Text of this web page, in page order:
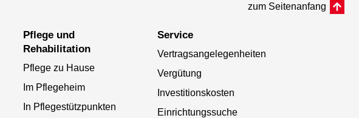
zum Seitenanfang
Pflege und
Rehabilitation
Pflege zu Hause
Im Pflegeheim
In Pflegestützpunkten
Service
Vertragsangelegenheiten
Vergütung
Investitionskosten
Einrichtungssuche